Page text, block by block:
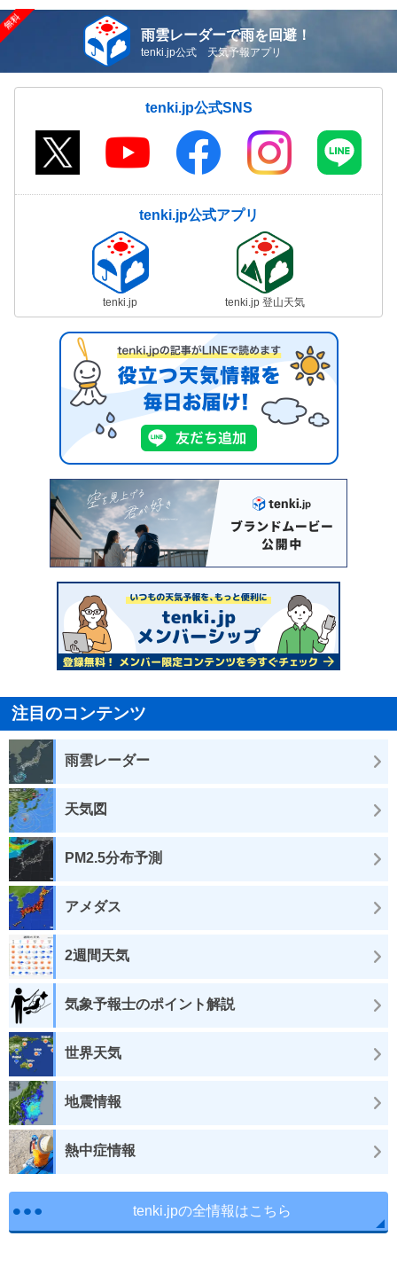
雨雲レーダーで雨を回避！
tenki.jp公式 天気予報アプリ
tenki.jp公式SNS
tenki.jp公式アプリ
tenki.jp tenki.jp 登山天気
注目のコンテンツ
雨雲レーダー
天気図
PM2.5分布予測
アメダス
2週間天気
気象予報士のポイント解説
世界天気
地震情報
熱中症情報
tenki.jpの全情報はこちら